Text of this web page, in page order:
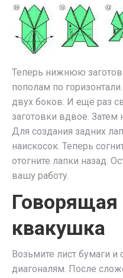
Теперь нижнюю
пополам по
двух боков. И ещё раз
заготовки вдвое. Затем
Для создания задних
наискосок. Теперь
отогните лапки назад.
вашу работу.
квакушка
Возьмите лист бумаги
диагоналям. После